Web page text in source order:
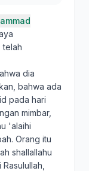
telah
dia
bahwa ada
pada hari
mimbar,
'alaihi
Orang itu
shallallahu